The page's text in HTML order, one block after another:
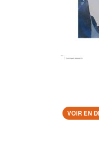
VOIR EN